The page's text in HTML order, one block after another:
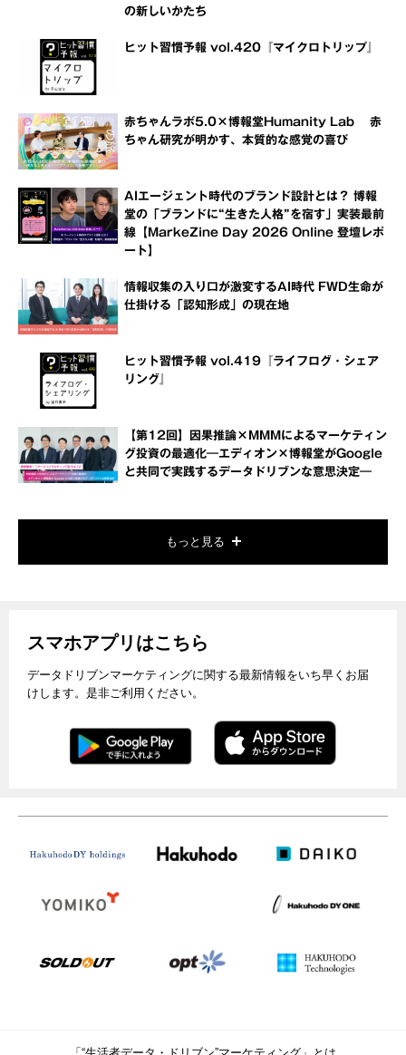
の新しいかたち
ヒット習慣予報 vol.420『マイクロトリップ』
赤ちゃんラボ5.0×博報堂Humanity Lab 赤
ちゃん研究が明かす、本質的な感覚の喜び
AIエージェント時代のブランド設計とは？ 博報
堂の「ブランドに“生きた人格”を宿す」実装最前
線【MarkeZine Day 2026 Online 登壇レポ
ート】
情報収集の入り口が激変するAI時代 FWD生命が
仕掛ける「認知形成」の現在地
ヒット習慣予報 vol.419『ライフログ・シェア
リング』
【第12回】因果推論×MMMによるマーケティン
グ投資の最適化―エディオン×博報堂がGoogle
と共同で実践するデータドリブンな意思決定―
もっと見る
スマホアプリはこちら
データドリブンマーケティングに関する最新情報をいち早くお届
けします。是非ご利用ください。